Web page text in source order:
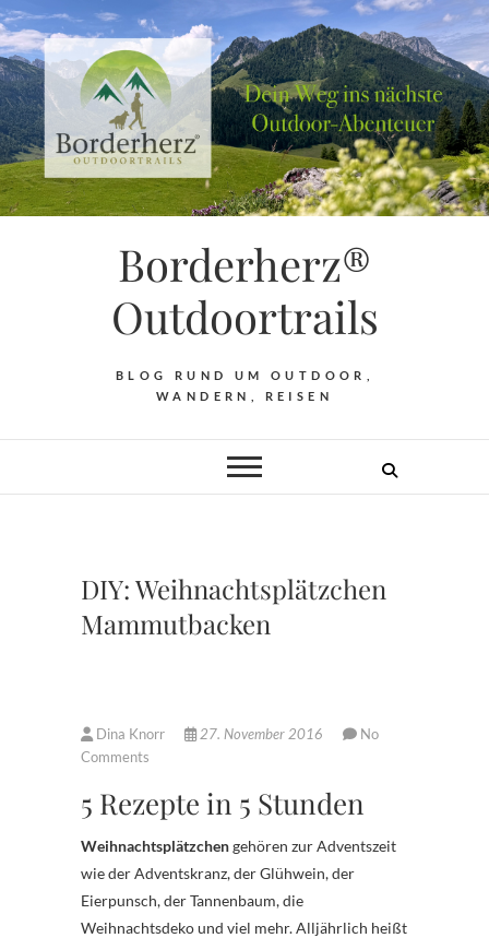
Borderherz®
Outdoortrails
BLOG RUND UM OUTDOOR,
WANDERN, REISEN
DIY: Weihnachtsplätzchen
Mammutbacken
Dina Knorr 27. November 2016
No
Comments
5 Rezepte in 5 Stunden
Weihnachtsplätzchengehören zur Adventszeit
wie der Adventskranz, der Glühwein, der
Eierpunsch, der Tannenbaum, die
Weihnachtsdeko und viel mehr. Alljährlich heißt